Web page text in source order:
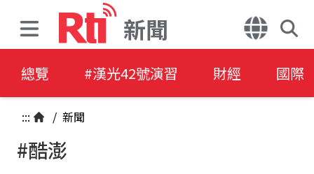
新聞
總覽 #漢光42號演習 財經 國際
::: / 新聞
#酷澎